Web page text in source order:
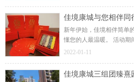
佳境康城与您相伴同
新年伊始，佳境相伴简单
懂您的人最温暖。 活动期
佳境康城的各组团物业服
2022-01-11